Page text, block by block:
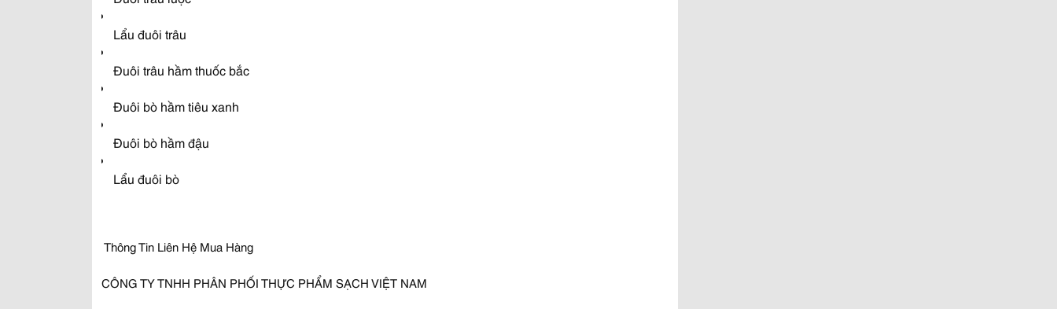
Lẩu đuôi trâu
Đuôi trâu hầm thuốc bắc
Đuôi bò hầm tiêu xanh
Đuôi bò hầm đậu
Lẩu đuôi bò
Thông Tin Liên Hệ Mua Hàng
CÔNG TY TNHH PHÂN PHỐI THỰC PHẨM SẠCH VIỆT NAM